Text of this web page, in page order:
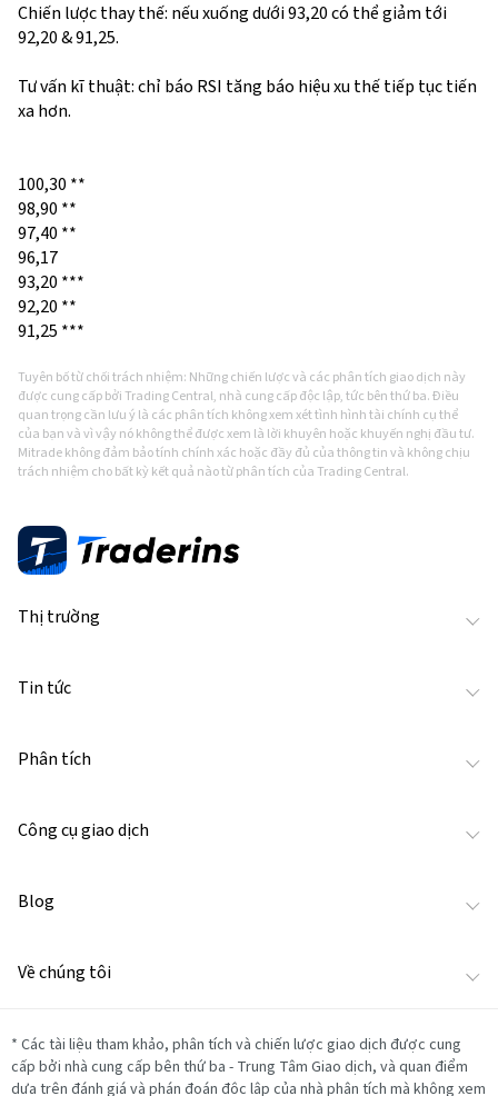
Chiến lược thay thế: nếu xuống dưới 93,20 có thể giảm tới
92,20 & 91,25.
Tư vấn kĩ thuật: chỉ báo RSI tăng báo hiệu xu thế tiếp tục tiến
xa hơn.
100,30 **
98,90 **
97,40 **
96,17
93,20 ***
92,20 **
91,25 ***
Tuyên bố từ chối trách nhiệm: Những chiến lược và các phân tích giao dịch này
được cung cấp bởi Trading Central, nhà cung cấp độc lập, tức bên thứ ba. Điều
quan trọng cần lưu ý là các phân tích không xem xét tình hình tài chính cụ thể
của bạn và vì vậy nó không thể được xem là lời khuyên hoặc khuyến nghị đầu tư.
Mitrade không đảm bảo tính chính xác hoặc đầy đủ của thông tin và không chịu
trách nhiệm cho bất kỳ kết quả nào từ phân tích của Trading Central.
Thị trường
Tin tức
Phân tích
Công cụ giao dịch
Blog
Về chúng tôi
* Các tài liệu tham khảo, phân tích và chiến lược giao dịch được cung
cấp bởi nhà cung cấp bên thứ ba - Trung Tâm Giao dịch, và quan điểm
dựa trên đánh giá và phán đoán độc lập của nhà phân tích mà không xem